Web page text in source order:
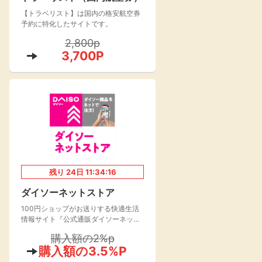
楽天toto【無料利
用登録】
140P
楽天レシピ
100P
レシ活
キャンペーン
情報
【トラベリスト】は国内の格安航空券
予約に特化したサイトです。
2,800p
3,700P
残り 24日 11:34:15
ダイソーネットストア
100円ショップがお送りする快適生活
情報サイト『公式通販ダイソーネット
購入額の2%p
購入額の3.5%P